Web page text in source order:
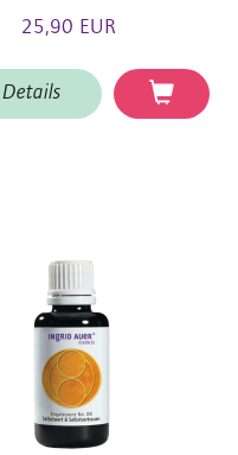
25,90 EUR
Details